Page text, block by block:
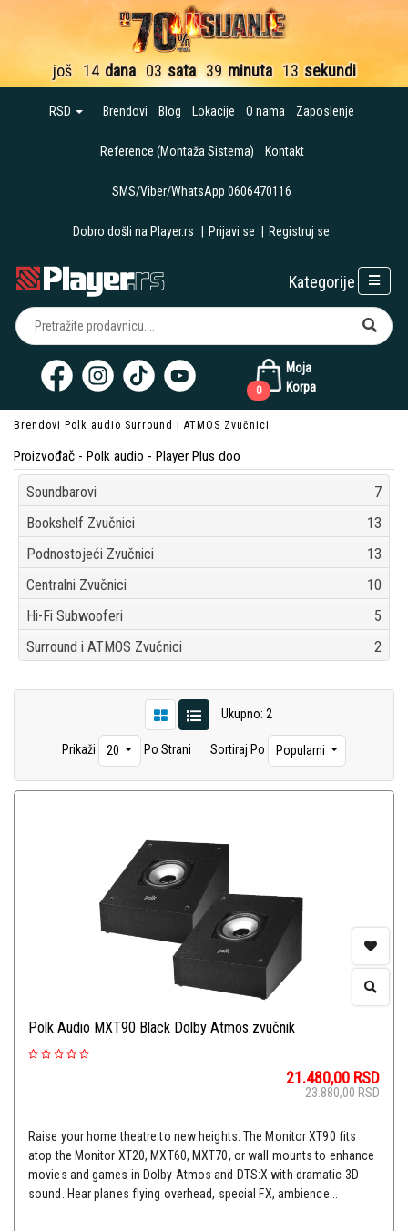
još 14 dana 03 sata 39 minuta 12 sekundi
RSD Brendovi Blog Lokacije O nama Zaposlenje
Reference (Montaža Sistema) Kontakt
SMS/Viber/WhatsApp 0606470116
Dobro došli na Player.rs Prijavi se Registruj se
Moja
Korpa
0
Kategorije
Brendovi Polk audio Surround i ATMOS Zvučnici
Proizvođač - Polk audio - Player Plus doo
Soundbarovi
7
Bookshelf Zvučnici
13
Podnostojeći Zvučnici
13
Centralni Zvučnici
10
Hi-Fi Subwooferi
5
Surround i ATMOS Zvučnici
2
Ukupno: 2
Prikaži 20 Po Strani Sortiraj Po Popularni
Polk Audio MXT90 Black Dolby Atmos zvučnik
21.480,00 RSD
23.880,00RSD
Raise your home theatre to new heights. The Monitor XT90 fits
atop the Monitor XT20, MXT60, MXT70, or wall mounts to enhance
movies and games in Dolby Atmos and DTS:X with dramatic 3D
sound. Hear planes flying overhead, special FX, ambience...